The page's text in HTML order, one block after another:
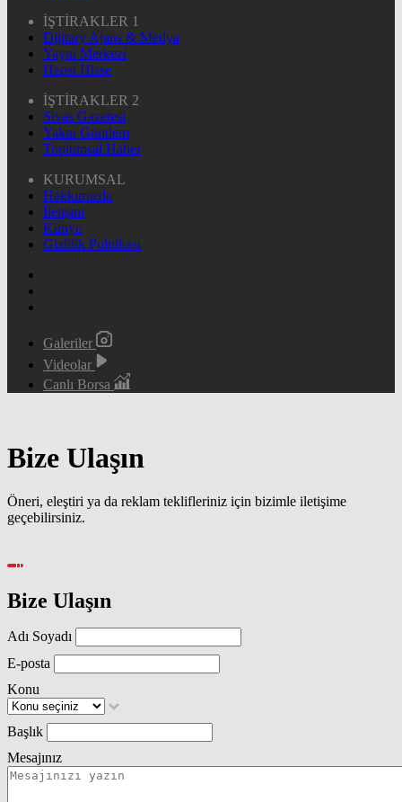
İŞTİRAKLER 1
Dijitary Ajans & Medya
Yayın Merkezi
Hepsi Hisse
İŞTİRAKLER 2
Sivas Gazetesi
Yakın Gündem
Toplumsal Haber
KURUMSAL
Hakkımızda
İletişim
Künye
Gizlilik Politikası
Galeriler
Videolar
Canlı Borsa
Bize Ulaşın
Öneri, eleştiri ya da reklam teklifleriniz için bizimle iletişime
geçebilirsiniz.
Bize Ulaşın
Adı Soyadı
E-posta
Konu
Başlık
Mesajınız